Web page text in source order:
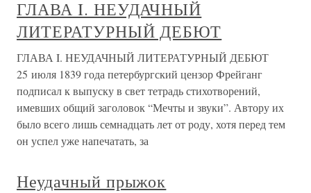
ГЛАВА I. НЕУДАЧНЫЙ
ЛИТЕРАТУРНЫЙ ДЕБЮТ
ГЛАВА I. НЕУДАЧНЫЙ ЛИТЕРАТУРНЫЙ ДЕБЮТ
25 июля 1839 года петербургский цензор Фрейганг
подписал к выпуску в свет тетрадь стихотворений,
имевших общий заголовок “Мечты и звуки”. Автору их
было всего лишь семнадцать лет от роду, хотя перед тем
он успел уже напечатать, за
Неудачный прыжок